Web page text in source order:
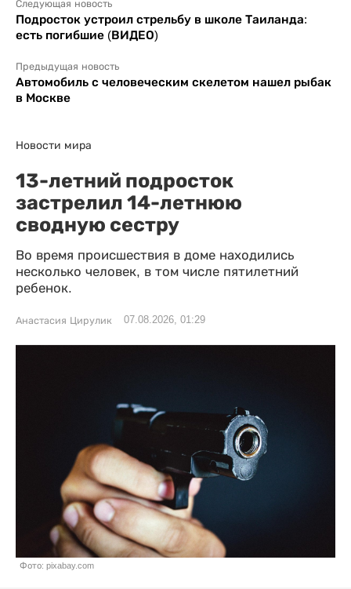
Следующая новость
Подросток устроил стрельбу в школе Таиланда:
есть погибшие (ВИДЕО)
Предыдущая новость
Автомобиль с человеческим скелетом нашел рыбак
в Москве
Новости мира
13-летний подросток
застрелил 14-летнюю
сводную сестру
Во время происшествия в доме находились
несколько человек, в том числе пятилетний
ребенок.
Анастасия Цирулик 07.08.2026, 01:29
Фото: pixabay.com